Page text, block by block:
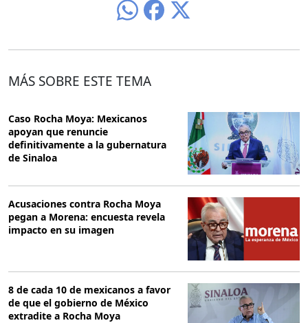
MÁS SOBRE ESTE TEMA
Caso Rocha Moya: Mexicanos
apoyan que renuncie
definitivamente a la gubernatura
de Sinaloa
Acusaciones contra Rocha Moya
pegan a Morena: encuesta revela
impacto en su imagen
8 de cada 10 de mexicanos a favor
de que el gobierno de México
extradite a Rocha Moya